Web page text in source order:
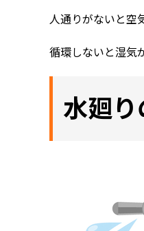
人通りがないと空
循環しないと湿気
水廻